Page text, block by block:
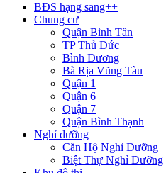
BĐS hạng sang++
Chung cư
Quận Bình Tân
TP Thủ Đức
Bình Dương
Bà Rịa Vũng Tàu
Quận 1
Quận 6
Quận 7
Quận Bình Thạnh
Nghỉ dưỡng
Căn Hộ Nghỉ Dưỡng
Biệt Thự Nghỉ Dưỡng